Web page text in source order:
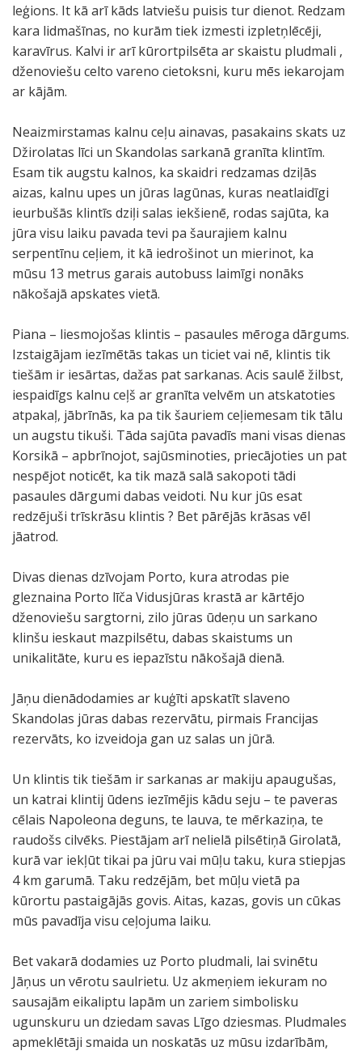
leģions. It kā arī kāds latviešu puisis tur dienot. Redzam
kara lidmašīnas, no kurām tiek izmesti izpletņlēcēji,
karavīrus. Kalvi ir arī kūrortpilsēta ar skaistu pludmali ,
dženoviešu celto vareno cietoksni, kuru mēs iekarojam
ar kājām.
Neaizmirstamas kalnu ceļu ainavas, pasakains skats uz
Džirolatas līci un Skandolas sarkanā granīta klintīm.
Esam tik augstu kalnos, ka skaidri redzamas dziļās
aizas, kalnu upes un jūras lagūnas, kuras neatlaidīgi
ieurbušās klintīs dziļi salas iekšienē, rodas sajūta, ka
jūra visu laiku pavada tevi pa šaurajiem kalnu
serpentīnu ceļiem, it kā iedrošinot un mierinot, ka
mūsu 13 metrus garais autobuss laimīgi nonāks
nākošajā apskates vietā.
Piana – liesmojošas klintis – pasaules mēroga dārgums.
Izstaigājam iezīmētās takas un ticiet vai nē, klintis tik
tiešām ir iesārtas, dažas pat sarkanas. Acis saulē žilbst,
iespaidīgs kalnu ceļš ar granīta velvēm un atskatoties
atpakaļ, jābrīnās, ka pa tik šauriem ceļiemesam tik tālu
un augstu tikuši. Tāda sajūta pavadīs mani visas dienas
Korsikā – apbrīnojot, sajūsminoties, priecājoties un pat
nespējot noticēt, ka tik mazā salā sakopoti tādi
pasaules dārgumi dabas veidoti. Nu kur jūs esat
redzējuši trīskrāsu klintis ? Bet pārējās krāsas vēl
jāatrod.
Divas dienas dzīvojam Porto, kura atrodas pie
gleznaina Porto līča Vidusjūras krastā ar kārtējo
dženoviešu sargtorni, zilo jūras ūdeņu un sarkano
klinšu ieskaut mazpilsētu, dabas skaistums un
unikalitāte, kuru es iepazīstu nākošajā dienā.
Jāņu dienādodamies ar kuģīti apskatīt slaveno
Skandolas jūras dabas rezervātu, pirmais Francijas
rezervāts, ko izveidoja gan uz salas un jūrā.
Un klintis tik tiešām ir sarkanas ar makiju apaugušas,
un katrai klintij ūdens iezīmējis kādu seju – te paveras
cēlais Napoleona deguns, te lauva, te mērkaziņa, te
raudošs cilvēks. Piestājam arī nelielā pilsētiņā Girolatā,
kurā var iekļūt tikai pa jūru vai mūļu taku, kura stiepjas
4 km garumā. Taku redzējām, bet mūļu vietā pa
kūrortu pastaigājās govis. Aitas, kazas, govis un cūkas
mūs pavadīja visu ceļojuma laiku.
Bet vakarā dodamies uz Porto pludmali, lai svinētu
Jāņus un vērotu saulrietu. Uz akmeņiem iekuram no
sausajām eikaliptu lapām un zariem simbolisku
ugunskuru un dziedam savas Līgo dziesmas. Pludmales
apmeklētāji smaida un noskatās uz mūsu izdarībām,